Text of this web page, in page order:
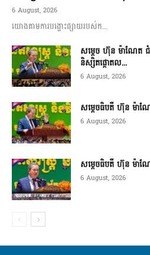
6 August, 2026
យោងតាមការបង្ហោះផ្សាយរបស់ក...
សម្តេច ហ៊ុន ម៉ាណែត
និស្សិតផ្តោតល...
6 August, 2026
សម្តេចធិបតី ហ៊ុន ម៉ាណ
6 August, 2026
សម្តេចធិបតី ហ៊ុន ម៉ាណ
6 August, 2026